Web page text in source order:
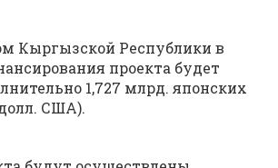
Кыргызской Республики в
проекта будет
1,727 млрд. японских
США).